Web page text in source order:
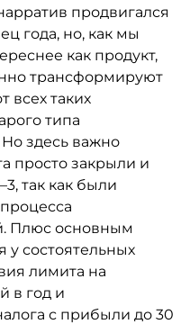
продвигался
года, но, как мы
как продукт,
трансформируют
всех таких
типа
здесь важно
просто закрыли и
так как были
Плюс основным
у состоятельных
лимита на
в год и
с прибыли до 30